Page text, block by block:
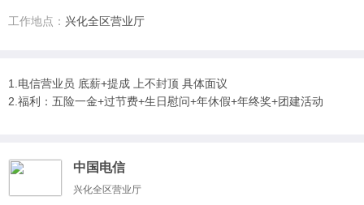
工作地点： 兴化全区营业厅
1.电信营业员 底薪+提成 上不封顶 具体面议
2.福利：五险一金+过节费+生日慰问+年休假+年终奖+团建活动
中国电信
兴化全区营业厅